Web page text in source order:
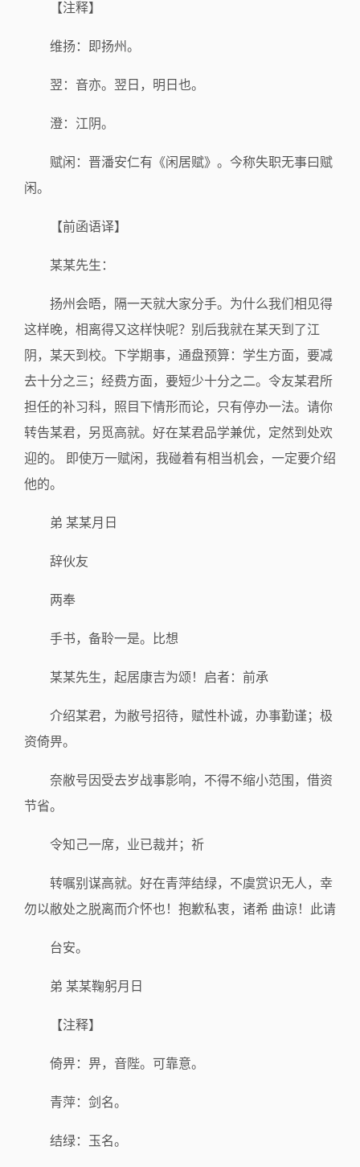
【注释】
维扬：即扬州。
翌：音亦。翌日，明日也。
澄：江阴。
赋闲：晋潘安仁有《闲居赋》。今称失职无事曰赋
闲。
【前函语译】
某某先生：
扬州会晤，隔一天就大家分手。为什么我们相见得
这样晚，相离得又这样快呢？别后我就在某天到了江
阴，某天到校。下学期事，通盘预算：学生方面，要减
去十分之三；经费方面，要短少十分之二。令友某君所
担任的补习科，照目下情形而论，只有停办一法。请你
转告某君，另觅高就。好在某君品学兼优，定然到处欢
迎的。 即使万一赋闲，我碰着有相当机会，一定要介绍
他的。
弟 某某月日
辞伙友
两奉
手书，备聆一是。比想
某某先生，起居康吉为颂！启者：前承
介绍某君，为敝号招待，赋性朴诚，办事勤谨；极
资倚畀。
奈敝号因受去岁战事影响，不得不缩小范围，借资
节省。
令知己一席，业已裁并；祈
转嘱别谋高就。好在青萍结绿，不虞赏识无人，幸
勿以敝处之脱离而介怀也！抱歉私衷，诸希 曲谅！此请
台安。
弟 某某鞠躬月日
【注释】
倚畀：畀，音陛。可靠意。
青萍：剑名。
结绿：玉名。